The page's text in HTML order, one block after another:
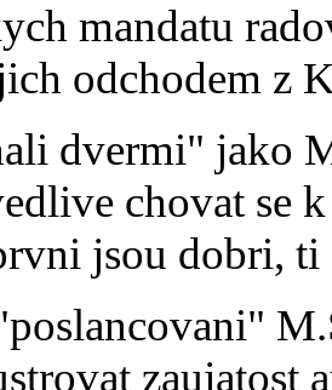
mandatu
odchodem z
dvermi" jako
chovat se
jsou dobri, ti
zaujatost